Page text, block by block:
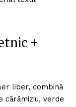
+
liber, combină
cărămiziu, verde